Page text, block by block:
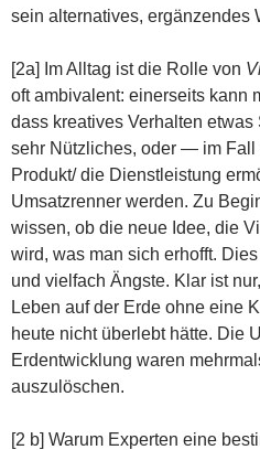
sein alternatives, ergänzendes
[2a] Im Alltag ist die Rolle von
oft ambivalent: einerseits kann
dass kreatives Verhalten
sehr Nützliches, oder — im
Produkt/ die Dienstleistung
Umsatzrenner werden. Zu
wissen, ob die neue Idee, die
wird, was man sich erhofft.
und vielfach Ängste. Klar ist
Leben auf der Erde ohne eine
heute nicht überlebt hätte. Die
Erdentwicklung waren
auszulöschen.
[2 b] Warum Experten eine